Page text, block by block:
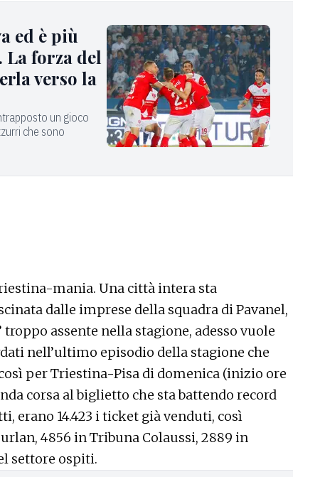
ed è più
La forza del
verso la
un gioco
che sono
mania. Una città intera sta
dalle imprese della squadra di Pavanel,
troppo assente nella stagione, adesso vuole
nell’ultimo episodio della stagione che
per Triestina-Pisa di domenica (inizio ore
corsa al biglietto che sta battendo record
erano 14.423 i ticket già venduti, così
4856 in Tribuna Colaussi, 2889 in
settore ospiti.